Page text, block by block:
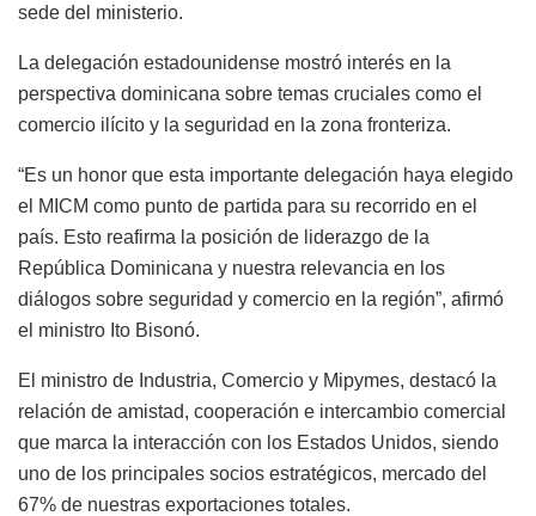
sede del ministerio.
La delegación estadounidense mostró interés en la
perspectiva dominicana sobre temas cruciales como el
comercio ilícito y la seguridad en la zona fronteriza.
“Es un honor que esta importante delegación haya elegido
el MICM como punto de partida para su recorrido en el
país. Esto reafirma la posición de liderazgo de la
República Dominicana y nuestra relevancia en los
diálogos sobre seguridad y comercio en la región”, afirmó
el ministro Ito Bisonó.
El ministro de Industria, Comercio y Mipymes, destacó la
relación de amistad, cooperación e intercambio comercial
que marca la interacción con los Estados Unidos, siendo
uno de los principales socios estratégicos, mercado del
67% de nuestras exportaciones totales.